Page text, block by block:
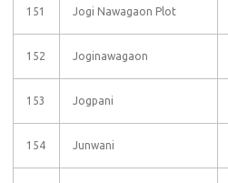
151 Jogi Nawagaon Plot
152 Joginawagaon
153 Jogpani
154 Junwani